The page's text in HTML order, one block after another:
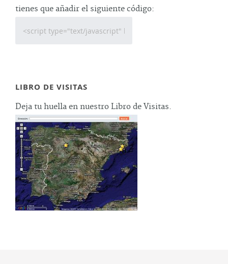
tienes que añadir el siguiente código:
LIBRO DE VISITAS
Deja tu huella en nuestro Libro de Visitas.